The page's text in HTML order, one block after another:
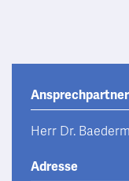
Herr Dr.
Adresse